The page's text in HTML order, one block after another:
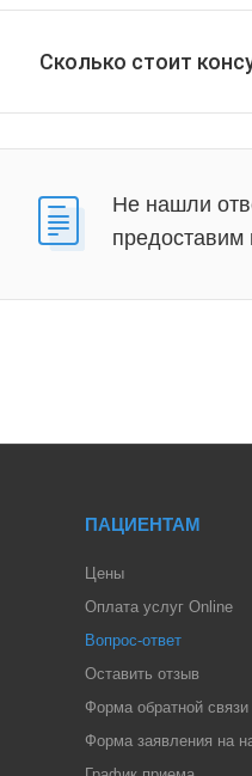
Сколько стоит
Не нашли
ПАЦИЕНТАМ
Цены
Оплата услуг Online
Вопрос-ответ
Оставить отзыв
Форма обратной связи
Форма заявления на